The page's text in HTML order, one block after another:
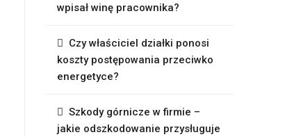
wpisał winę pracownika?
Czy właściciel działki ponosi
koszty postępowania przeciwko
energetyce?
Szkody górnicze w firmie –
jakie odszkodowanie przysługuje